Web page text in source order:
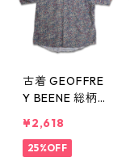
古着 GEOFFRE
Y BEENE 総柄
レーヨン 半袖
シャツ 表記：L
¥2,618
25%OFF